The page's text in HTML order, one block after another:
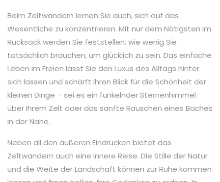
Beim Zeltwandern lernen Sie auch, sich auf das
Wesentliche zu konzentrieren. Mit nur dem Nötigsten im
Rucksack werden Sie feststellen, wie wenig Sie
tatsächlich brauchen, um glücklich zu sein. Das einfache
Leben im Freien lässt Sie den Luxus des Alltags hinter
sich lassen und schärft Ihren Blick für die Schönheit der
kleinen Dinge – sei es ein funkelnder Sternenhimmel
über Ihrem Zelt oder das sanfte Rauschen eines Baches
in der Nähe.
Neben all den äußeren Eindrücken bietet das
Zeltwandern auch eine innere Reise. Die Stille der Natur
und die Weite der Landschaft können zur Ruhe kommen